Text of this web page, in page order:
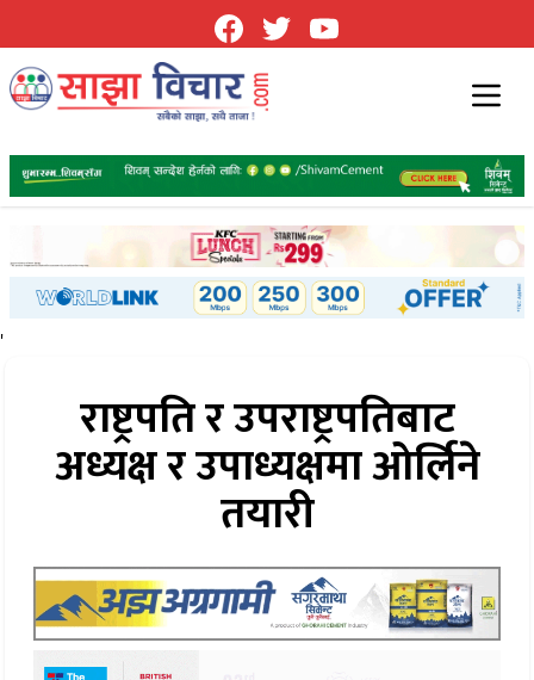
'
राष्ट्रपति र उपराष्ट्रपतिबाट
अध्यक्ष र उपाध्यक्षमा ओर्लिने
तयारी